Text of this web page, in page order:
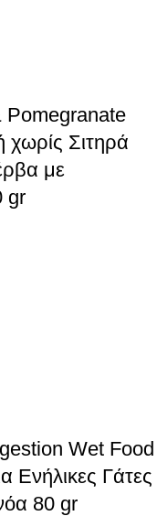
Pomegranate
Σιτηρά
με
gr
Wet Food
Ενήλικες Γάτες
80 gr